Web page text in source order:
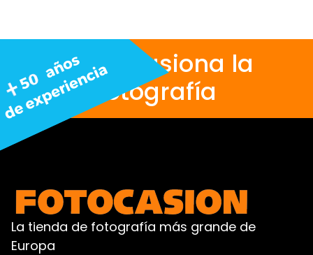
Nos apasiona la
fotografía
La tienda de fotografía más grande de
Europa